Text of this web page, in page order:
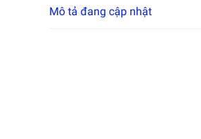
Mô tả đang cập nhật